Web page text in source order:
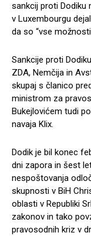
sankcij proti Dodiku
v Luxembourgu
da so “vse
Sankcije proti
ZDA, Nemčija in
skupaj s članico
ministrom za
Bukejlovićem tudi
navaja Klix.
Dodik je bil konec
dni zapora in šest
nespoštovanja
skupnosti v BiH
oblasti v Republiki
zakonov in tako
pravosodnih kriz v